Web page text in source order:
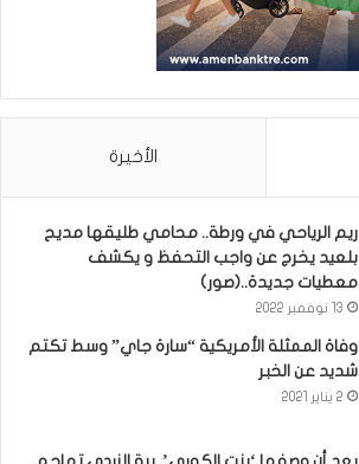
الأخيرة
ريم الرياحي في ورطة.. محامي طليقها مديح
بلعيد يخرج عن واجب التحفظ و يكشف
معطيات جديدة..(صور)
13 نوفمبر 2022
وفاة الممثلة الأمريكية “سارة جاي” وسط تكتم
شديد عن الخبر
2 يناير 2021